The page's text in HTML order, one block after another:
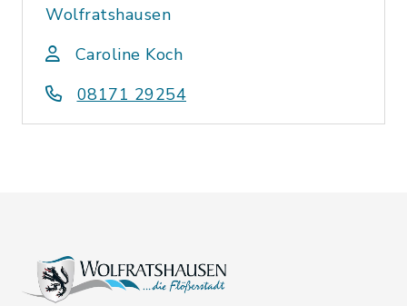
Wolfratshausen
Caroline Koch
08171 29254